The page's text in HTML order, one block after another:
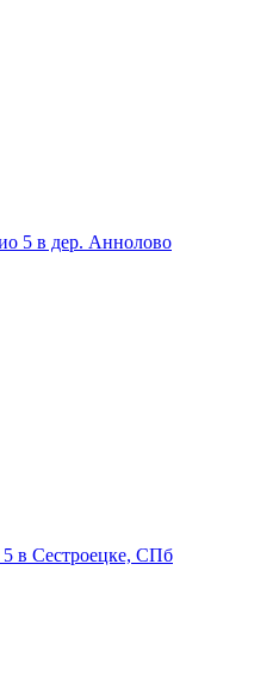
5 в дер. Аннолово
в Сестроецке, СПб